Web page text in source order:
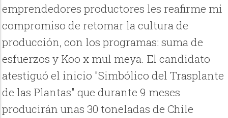
emprendedores productores les reafirme mi
compromiso de retomar la cultura de
producción, con los programas: suma de
esfuerzos y Koo x mul meya. El candidato
atestiguó el inicio "Simbólico del Trasplante
de las Plantas" que durante 9 meses
producirán unas 30 toneladas de Chile